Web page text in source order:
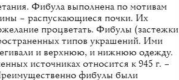
Фибула выполнена по мотивам
– распускающиеся почки. Их
процветать. Фибулы (застежки
типов украшений. Ими
и верхнюю, и нижнюю одежду.
источниках относится к 945 г. –
фибулы были